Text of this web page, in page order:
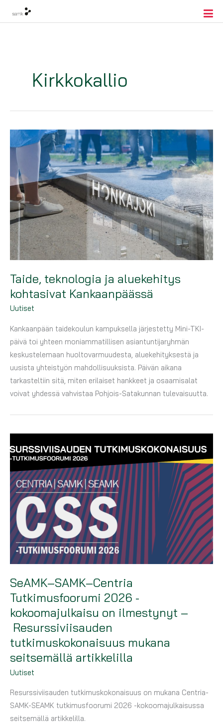
Kirkkokallio
Taide, teknologia ja aluekehitys
kohtasivat Kankaanpäässä
Uutiset
Kankaanpään taidekoulun kampuksella järjestetty Mini-TKI-
päivä toi yhteen moniammatillisen asiantuntijaryhmän
keskustelemaan huoltovarmuudesta, aluekehityksestä ja
uusista yhteistyön mahdollisuuksista. Päivän aikana
tarkasteltiin sitä, miten erilaiset hankkeet ja osaamisalat
voivat yhdessä vahvistaa Pohjois-Satakunnan tulevaisuutta.
SeAMK–SAMK–Centria
Tutkimusfoorumi 2026 -
kokoomajulkaisu on ilmestynyt –
Resurssiviisauden
tutkimuskokonaisuus mukana
seitsemällä artikkelilla
Uutiset
Resurssiviisauden tutkimuskokonaisuus on mukana Centria-
SAMK-SEAMK tutkimusfoorumi 2026 -kokoomajulkaisussa
seitsemällä artikkelilla.